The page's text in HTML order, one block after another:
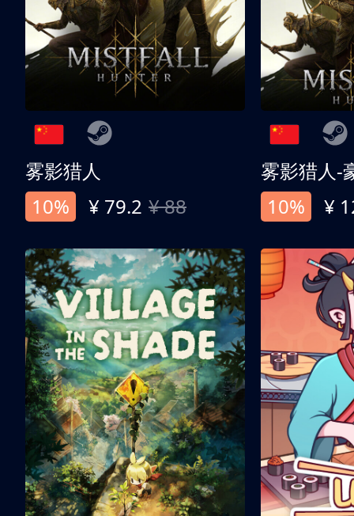
雾影猎人
10%
¥ 79.2 ¥ 88
雾影猎人-
10%
¥